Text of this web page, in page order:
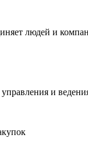
людей и
и